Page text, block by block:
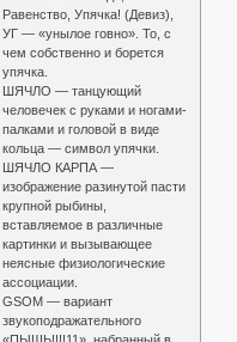
Равенство, Упячка! (Девиз),
УГ — «унылое говно». То, с
чем собственно и борется
упячка.
ШЯЧЛО — танцующий
человечек с руками и ногами-
палками и головой в виде
кольца — символ упячки.
ШЯЧЛО КАРПА —
изображение разинутой пасти
крупной рыбины,
вставляемое в различные
картинки и вызывающее
неясные физиологические
ассоциации.
GSOM — вариант
звукоподражательного